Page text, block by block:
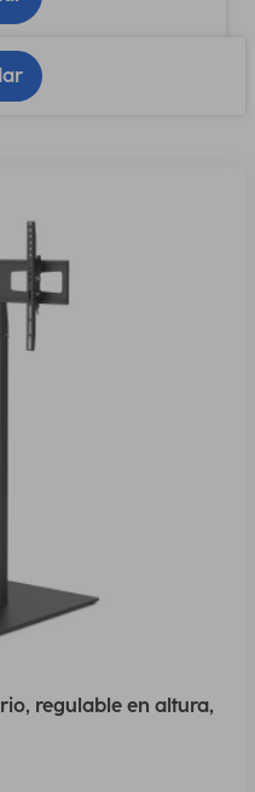
regulable en altura,